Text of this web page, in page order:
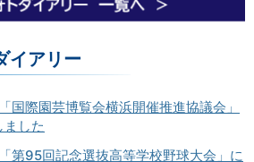
イアリー
国際園芸博覧会横浜開催推進協議会」
した
第95回記念選抜高等学校野球大会」に